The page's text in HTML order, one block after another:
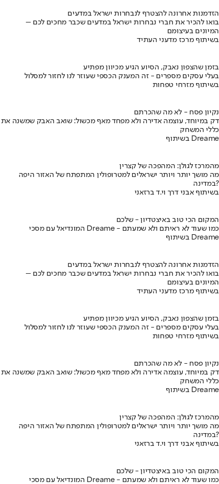
הזדמנות אחרונה להצטרף לנבחרות ישראל במדעים
בואו להכיר את חברי נבחרות ישראל במדעים שכבר מחכים לכם –
המיונים בעיצומם
בשיתוף מרכז מדעני העתיד
בזמן שהצפון נאבק, הסיוע הגיע מכיוון מפתיע
בעלי עסקים מספרים - זה המענק הכספי שעוזר לנו לחזור למסלול
בשיתוף מזרחי טפחות
נקיון פסח - לא מה שהכרתם
דק במיוחד, עוצמה אדירה ולא מפחד מאף מכשול: שואב האבק שמשנה את
כללי המשחק
בשיתוף Dreame
מהמרכז לגולן: המהפכה של קצרין
מה מושך יותר ויותר ישראלים למטרופולין המתפתח של האזור היפה
במדינה?
בשיתוף אבני דרך וי.ד ברזאני
המקום הכי טוב באיצטדיון - שלכם
המונדיאל עם מסכי Dreame - כמו שעוד לא ראיתם ולא שמעתם
בשיתוף Dreame
הזדמנות אחרונה להצטרף לנבחרות ישראל במדעים
בואו להכיר את חברי נבחרות ישראל במדעים שכבר מחכים לכם –
המיונים בעיצומם
בשיתוף מרכז מדעני העתיד
בזמן שהצפון נאבק, הסיוע הגיע מכיוון מפתיע
בעלי עסקים מספרים - זה המענק הכספי שעוזר לנו לחזור למסלול
בשיתוף מזרחי טפחות
נקיון פסח - לא מה שהכרתם
דק במיוחד, עוצמה אדירה ולא מפחד מאף מכשול: שואב האבק שמשנה את
כללי המשחק
בשיתוף Dreame
מהמרכז לגולן: המהפכה של קצרין
מה מושך יותר ויותר ישראלים למטרופולין המתפתח של האזור היפה
במדינה?
בשיתוף אבני דרך וי.ד ברזאני
המקום הכי טוב באיצטדיון - שלכם
המונדיאל עם מסכי Dreame - כמו שעוד לא ראיתם ולא שמעתם